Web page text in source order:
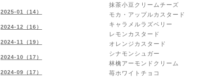
抹茶小豆クリームチーズ
モカ・アップルカスタード
キャラメルラズベリー
レモンカスタード
オレンジカスタード
シナモンシュガー
林檎アーモンドクリーム
苺ホワイトチョコ
2025-01（14）
2024-12（16）
2024-11（19）
2024-10（17）
2024-09（17）